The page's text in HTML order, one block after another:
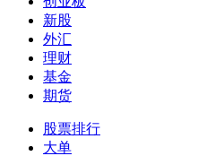
新股
外汇
理财
基金
期货
股票排行
大单